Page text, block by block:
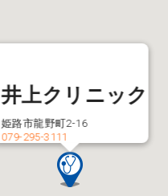
井上クリニック
姫路市龍野町2-16
079-295-3111